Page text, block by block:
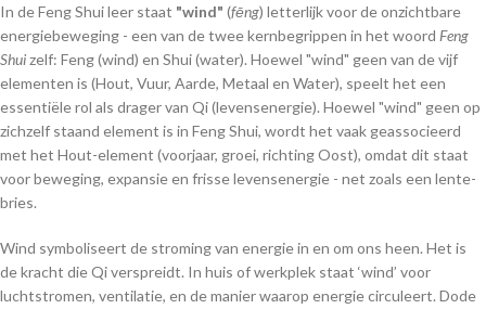
In de Feng Shui leer staat "wind" (fēng) letterlijk voor de onzichtbare
energiebeweging - een van de twee kernbegrippen in het woord Feng
Shuizelf: Feng (wind) en Shui (water). Hoewel "wind" geen van de vijf
elementen is (Hout, Vuur, Aarde, Metaal en Water), speelt het een
essentiële rol als drager van Qi (levensenergie). Hoewel "wind" geen op
zichzelf staand element is in Feng Shui, wordt het vaak geassocieerd
met het Hout-element (voorjaar, groei, richting Oost), omdat dit staat
voor beweging, expansie en frisse levensenergie - net zoals een lente-
bries.
Wind symboliseert de stroming van energie in en om ons heen. Het is
de kracht die Qi verspreidt. In huis of werkplek staat ‘wind’ voor
luchtstromen, ventilatie, en de manier waarop energie circuleert. Dode